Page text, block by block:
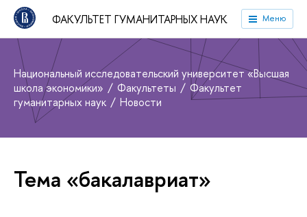
ФАКУЛЬТЕТ ГУМАНИТАРНЫХ НАУК Меню
Национальный исследовательский университет «Высшая
школа экономики»
Факультеты
Факультет
гуманитарных наук
Новости
Тема «бакалавриат»